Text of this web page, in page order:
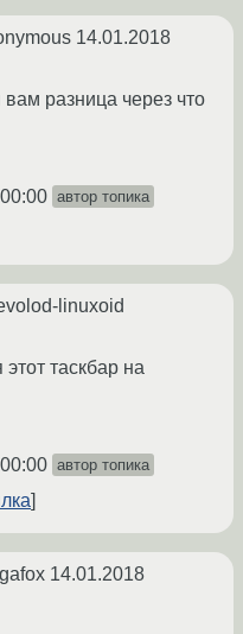
14.01.2018
разница через что
автор топика
linuxoid
таскбар на
автор топика
14.01.2018